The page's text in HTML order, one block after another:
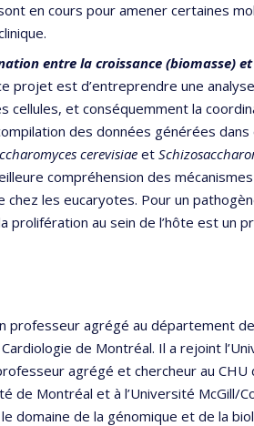
en cours pour amener certaines
entre la croissance (biomasse)
projet est d’entreprendre une
cellules, et conséquemment la
des données générées
cerevisiae et
compréhension des
chez les eucaryotes. Pour un
prolifération au sein de l’hôte est un
professeur agrégé au département
de Montréal. Il a rejoint
agrégé et chercheur au
de Montréal et à l’Université McGill/
domaine de la génomique et de la